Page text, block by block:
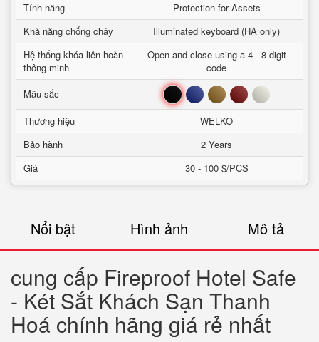
Tính năng
Protection for Assets
Khả năng chống cháy
Illuminated keyboard (HA only)
Hệ thống khóa liên hoàn
thông minh
Open and close using a 4 - 8 digit
code
Mầu sắc
Đen Xanh Nâu Đỏ Trắng
Thương hiệu
WELKO
Bảo hành
2 Years
Giá
30 - 100 $/PCS
Nổi bật Hình ảnh Mô tả
cung cấp Fireproof Hotel Safe
- Két Sắt Khách Sạn Thanh
Hoá chính hãng giá rẻ nhất